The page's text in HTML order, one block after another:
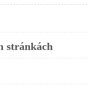
stránkách